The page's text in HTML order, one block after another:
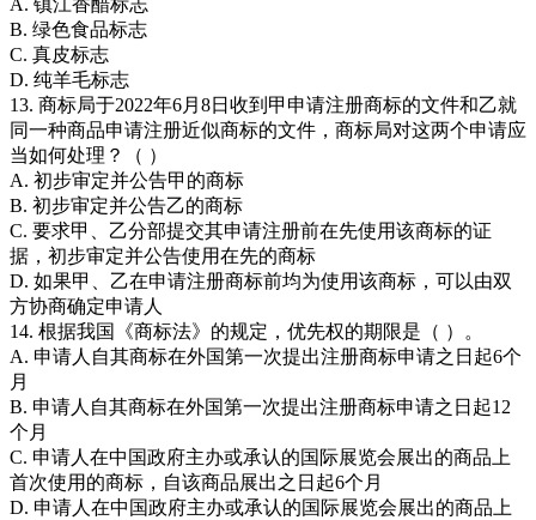
A. 镇江香醋标志
B. 绿色食品标志
C. 真皮标志
D. 纯羊毛标志
13. 商标局于2022年6月8日收到甲申请注册商标的文件和乙就
同一种商品申请注册近似商标的文件，商标局对这两个申请应
当如何处理？（ ）
A. 初步审定并公告甲的商标
B. 初步审定并公告乙的商标
C. 要求甲、乙分部提交其申请注册前在先使用该商标的证
据，初步审定并公告使用在先的商标
D. 如果甲、乙在申请注册商标前均为使用该商标，可以由双
方协商确定申请人
14. 根据我国《商标法》的规定，优先权的期限是（ ）。
A. 申请人自其商标在外国第一次提出注册商标申请之日起6个
月
B. 申请人自其商标在外国第一次提出注册商标申请之日起12
个月
C. 申请人在中国政府主办或承认的国际展览会展出的商品上
首次使用的商标，自该商品展出之日起6个月
D. 申请人在中国政府主办或承认的国际展览会展出的商品上